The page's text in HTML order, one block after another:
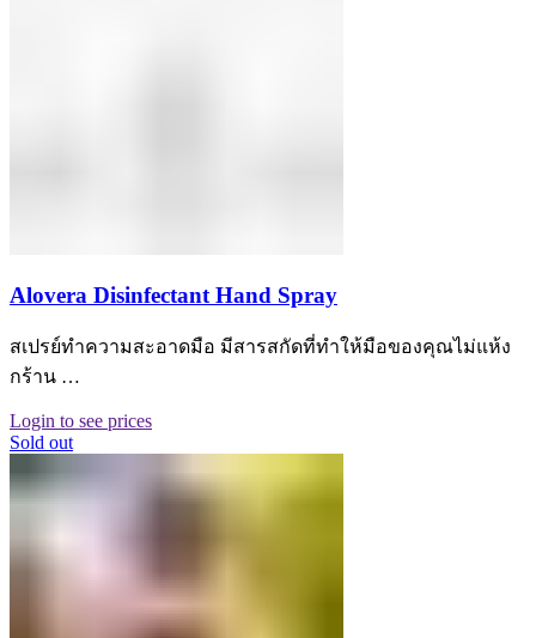
Alovera Disinfectant Hand Spray
สเปรย์ทำความสะอาดมือ มีสารสกัดที่ทำให้มือของคุณไม่แห้ง
กร้าน …
Login to see prices
Sold out